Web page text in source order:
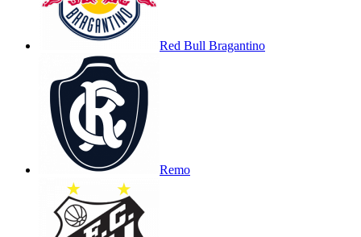
Red Bull Bragantino
Remo